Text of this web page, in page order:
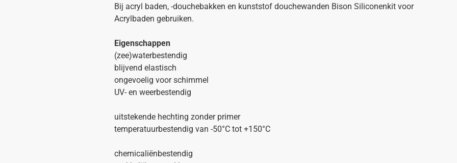
Bij acryl baden, -douchebakken en kunststof douchewanden Bison Siliconenkit voor
Acrylbaden gebruiken.
Eigenschappen
(zee)waterbestendig
blijvend elastisch
ongevoelig voor schimmel
UV- en weerbestendig
uitstekende hechting zonder primer
temperatuurbestendig van -50°C tot +150°C
chemicaliënbestendig